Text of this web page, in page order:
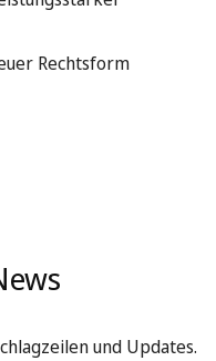
Rechtsform
und Updates.